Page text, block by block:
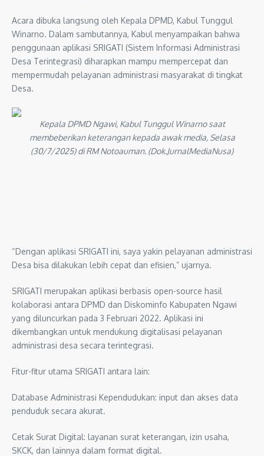
Acara dibuka langsung oleh Kepala DPMD, Kabul Tunggul
Winarno. Dalam sambutannya, Kabul menyampaikan bahwa
penggunaan aplikasi SRIGATI (Sistem Informasi Administrasi
Desa Terintegrasi) diharapkan mampu mempercepat dan
mempermudah pelayanan administrasi masyarakat di tingkat
Desa.
Kepala DPMD Ngawi, Kabul Tunggul Winarno saat
membeberikan keterangan kepada awak media, Selasa
(30/7/2025) di RM Notoauman. (Dok.JurnalMediaNusa)
“Dengan aplikasi SRIGATI ini, saya yakin pelayanan administrasi
Desa bisa dilakukan lebih cepat dan efisien,” ujarnya.
SRIGATI merupakan aplikasi berbasis open-source hasil
kolaborasi antara DPMD dan Diskominfo Kabupaten Ngawi
yang diluncurkan pada 3 Februari 2022. Aplikasi ini
dikembangkan untuk mendukung digitalisasi pelayanan
administrasi desa secara terintegrasi.
Fitur-fitur utama SRIGATI antara lain:
Database Administrasi Kependudukan: input dan akses data
penduduk secara akurat.
Cetak Surat Digital: layanan surat keterangan, izin usaha,
SKCK, dan lainnya dalam format digital.